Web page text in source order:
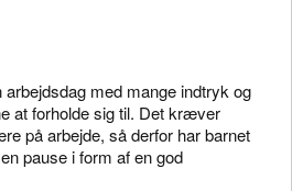
med mange indtryk og
at forholde sig til. Det kræver
på arbejde, så derfor har barnet
pause i form af en god